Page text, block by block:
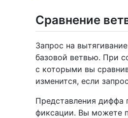
Сравнение
Запрос на
базовой ветвью. При
с которыми вы
изменится, если
Представления диффа
фиксации. Вы можете